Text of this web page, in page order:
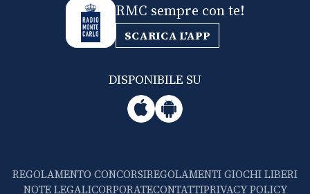
RMC sempre con te!
SCARICA L'APP
DISPONIBILE SU
REGOLAMENTO CONCORSIREGOLAMENTI GIOCHI LIBERI
NOTE LEGALICORPORATECONTATTIPRIVACY POLICY